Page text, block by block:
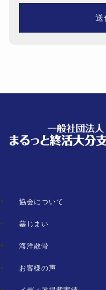
協会について
墓じまい
海洋散骨
お客様の声